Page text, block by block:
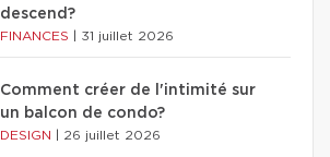
descend?
FINANCES 31 juillet 2026
Comment créer de l'intimité sur
un balcon de condo?
DESIGN 26 juillet 2026